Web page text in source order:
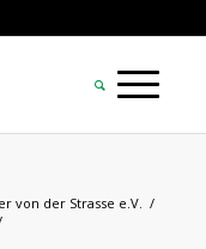
von der Strasse e.V. /